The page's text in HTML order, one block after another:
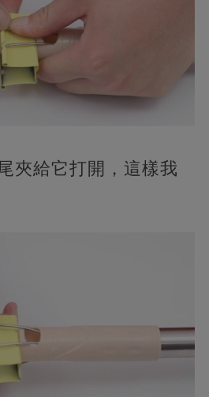
夾給它打開，這樣我